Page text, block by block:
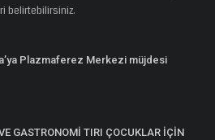
belirtebilirsiniz.
Plazmaferez Merkezi müjdesi
GASTRONOMİ TIRI ÇOCUKLAR İÇİN